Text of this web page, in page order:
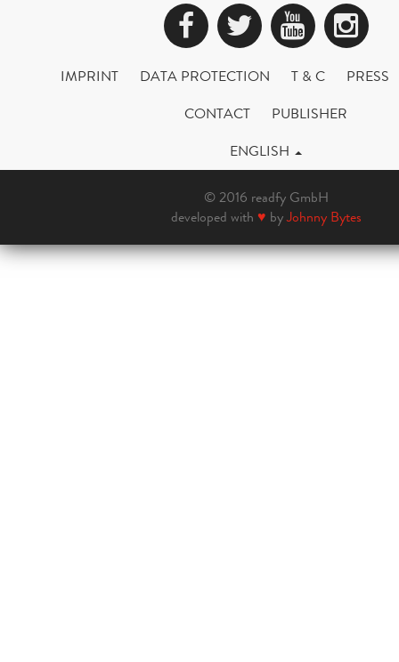
Facebook
Twitter
IMPRINT DATA PROTECTION T & C
PRESS
CONTACT
PUBLISHER
ENGLISH
© 2016 readfy GmbH
developed with ♥ byJohnny Bytes